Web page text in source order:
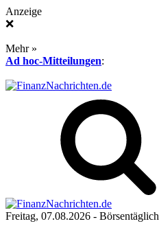
Anzeige
❌
Mehr »
Ad hoc-Mitteilungen:
Freitag, 07.08.2026 -